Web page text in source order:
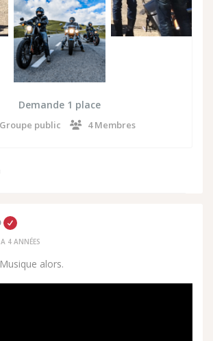
Demande 1 place
Groupe public 4 Membres
4 ANNÉES
alors.